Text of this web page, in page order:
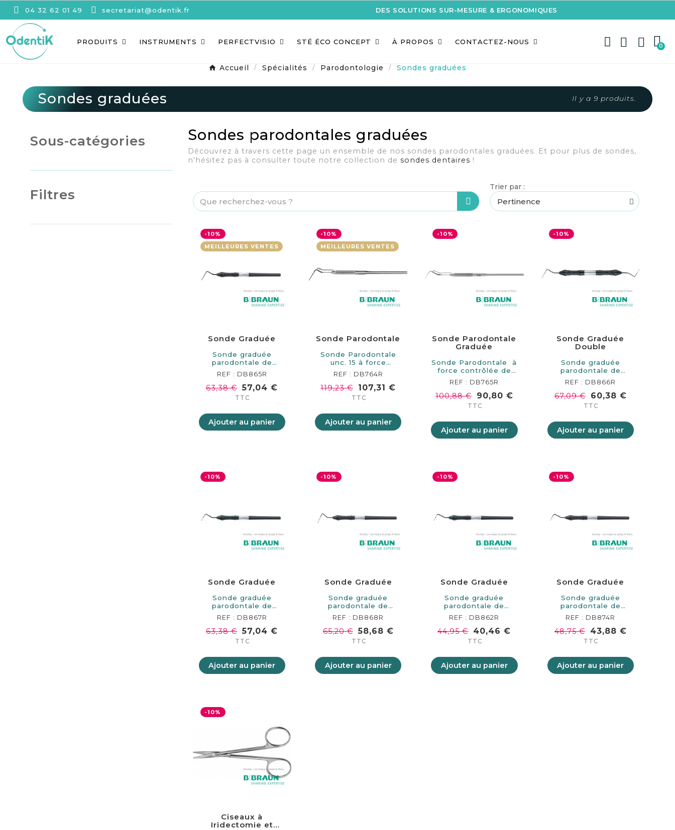
04 32 62 01 49 secretariat@odentik.fr DES SOLUTIONS SUR-MESURE & ERGONOMIQUES
PRODUITS INSTRUMENTS PERFECTVISIO STÉ ÉCO CONCEPT À PROPOS CONTACTEZ-NOUS
Accueil Spécialités Parodontologie Sondes graduées
Sondes graduées Il y a 9 produits.
Sous-catégories
Filtres
Sondes parodontales graduées
Découvrez à travers cette page un ensemble de nos sondes parodontales graduées. Et pour plus de sondes,
n'hésitez pas à consulter toute notre collection de sondes dentaires !
Trier par :
-10%
MEILLEURES VENTES
Sonde Graduée
Sonde graduée
parodontale de
160mm de longueur.…
REF : DB865R
63,38 € 57,04 €
TTC
Ajouter au panier
-10%
MEILLEURES VENTES
Sonde Parodontale
Sonde Parodontale
unc. 15 à force
contrôlée de 165 mm
de…
REF : DB764R
119,23 € 107,31 €
TTC
Ajouter au panier
-10%
Sonde Parodontale
Graduée
Sonde Parodontale à
force contrôlée de
165 mm de…
REF : DB765R
100,88 € 90,80 €
TTC
Ajouter au panier
-10%
Sonde Graduée
Double
Sonde graduée
parodontale de
170mm de longueur.…
REF : DB866R
67,09 € 60,38 €
TTC
Ajouter au panier
-10%
Sonde Graduée
Sonde graduée
parodontale de
160mm de longueur.…
REF : DB867R
63,38 € 57,04 €
TTC
Ajouter au panier
-10%
Sonde Graduée
Sonde graduée
parodontale de
160mm de longueur.…
REF : DB868R
65,20 € 58,68 €
TTC
Ajouter au panier
-10%
Sonde Graduée
Sonde graduée
parodontale de
160mm de longueur.…
REF : DB862R
44,95 € 40,46 €
TTC
Ajouter au panier
-10%
Sonde Graduée
Sonde graduée
parodontale de
160mm de longueur.…
REF : DB874R
48,75 € 43,88 €
TTC
Ajouter au panier
-10%
Ciseaux à
Iridectomie et